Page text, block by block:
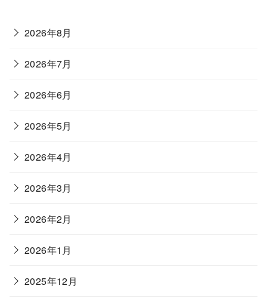
2026年8月
2026年7月
2026年6月
2026年5月
2026年4月
2026年3月
2026年2月
2026年1月
2025年12月